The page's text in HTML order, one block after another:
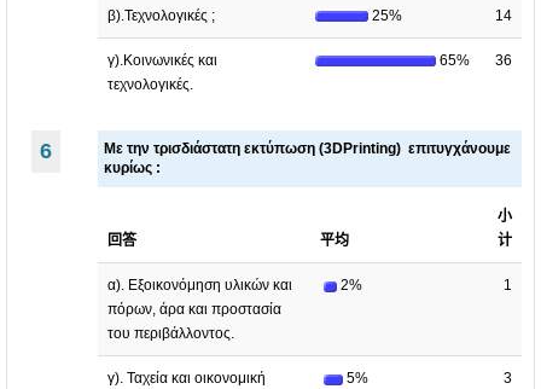
β).Τεχνολογικές ; 25% 14
γ).Κοινωνικές και
τεχνολογικές.
65% 36
6
Με την τρισδιάστατη εκτύπωση (3DPrinting) επιτυγχάνουμε
κυρίως :
回答 平均
小
计
α). Εξοικονόμηση υλικών και
πόρων, άρα και προστασία
του περιβάλλοντος.
2% 1
γ). Ταχεία και οικονομική
5% 3